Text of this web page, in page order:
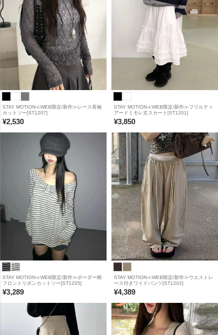
STAY MOTION≪WEB限定/新作≫レース長袖
カットソー[ST1207]
¥2,530
STAY MOTION≪WEB限定/新作≫フリルティ
アードミモレ丈スカート[ST1201]
¥3,850
STAY MOTION≪WEB限定/新作≫ボーダー柄
フロントリボンカットソー[ST1205]
¥3,289
STAY MOTION≪WEB限定/新作≫ウエストレ
ース付きワイドパンツ[ST1202]
¥4,389